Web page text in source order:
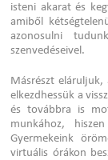
isteni akarat és
amiből
azonosulni
szenvedéseivel.
Másrészt eláruljuk,
elkezdhessük a
és továbbra is
munkához,
Gyermekeink
virtuális órákon